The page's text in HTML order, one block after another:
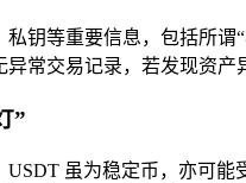
钥等重要信息，包括所谓
常交易记录，若发现资
”
虽为稳定币，亦可